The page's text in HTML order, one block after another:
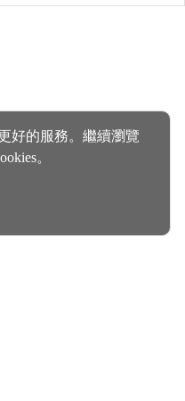
好的服務。繼續瀏覽
。